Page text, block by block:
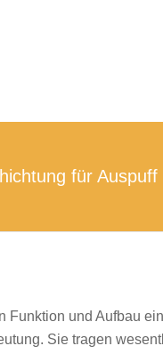
für
Funktion und Aufbau
Sie tragen